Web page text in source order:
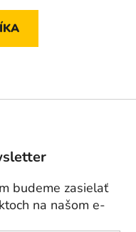
budeme zasielať
na našom e-